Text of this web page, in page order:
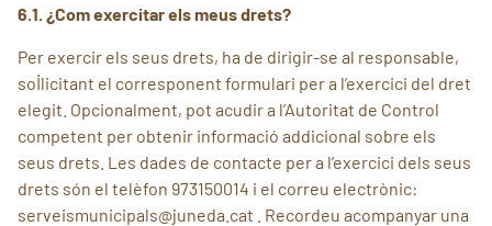
6.1. ¿Com exercitar els meus drets?
Per exercir els seus drets, ha de dirigir-se al responsable,
sol·licitant el corresponent formulari per a l’exercici del dret
elegit. Opcionalment, pot acudir a l’Autoritat de Control
competent per obtenir informació addicional sobre els
seus drets. Les dades de contacte per a l’exercici dels seus
drets són el telèfon 973150014 i el correu electrònic:
serveismunicipals@juneda.cat . Recordeu acompanyar una